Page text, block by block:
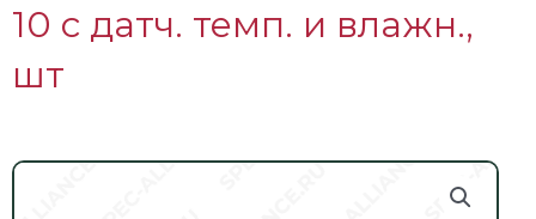
10 с датч. темп. и влажн.,
шт